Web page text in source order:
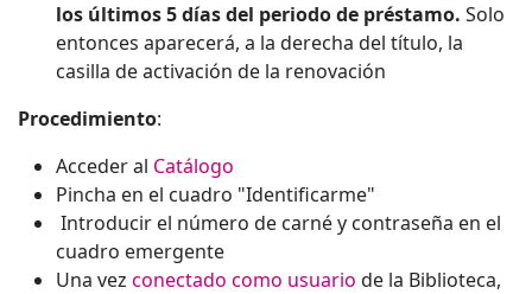
los últimos 5 días del periodo de préstamo. Solo
entonces aparecerá, a la derecha del título, la
casilla de activación de la renovación
Procedimiento:
Acceder al Catálogo
Pincha en el cuadro "Identificarme"
Introducir el número de carné y contraseña en el
cuadro emergente
Una vez conectado como usuario de la Biblioteca,